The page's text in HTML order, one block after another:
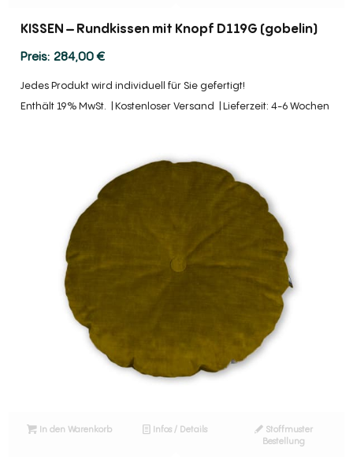
KISSEN – Rundkissen mit Knopf D119G (gobelin)
284,00€
Jedes Produkt wird individuell für Sie gefertigt!
Enthält 19% MwSt.
Kostenloser Versand Lieferzeit: 4-6 Wochen
In den Warenkorb Infos / Details
Stoffmuster
Bestellung